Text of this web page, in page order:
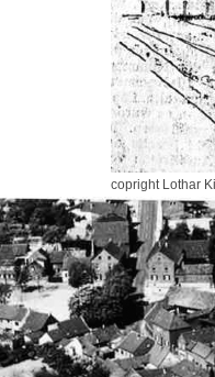
copright Lothar